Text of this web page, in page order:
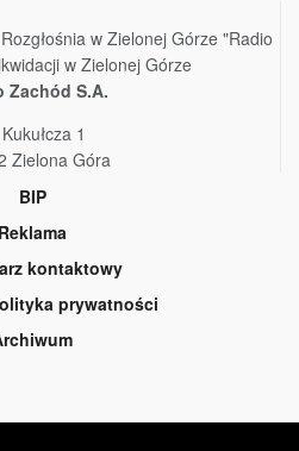
w Zielonej Górze "Radio
w Zielonej Górze
Zachód S.A.
1
Zielona Góra
BIP
Reklama
kontaktowy
prywatności